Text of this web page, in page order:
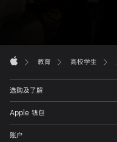
Footer

教育 高校学生
选购及了解
Apple 钱包
账户